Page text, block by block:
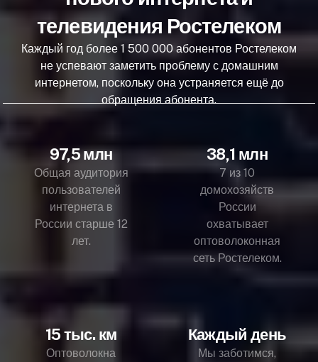
телевидения Ростелеком
Каждый год более 1 500 000 абонентов Ростелеком
не успевают заметить проблему с домашним
интернетом, поскольку она устраняется ещё до
обращения абонента.
97,5 млн
Общая аудитория
пользователей
интернета в
России старше 12
лет.
38,1 млн
7 из 10
домохозяйств
России
охватывает
оптоволоконная
сеть Ростелеком.
15 тыс. км
Оптоволокна
Каждый день
Мы заботимся,